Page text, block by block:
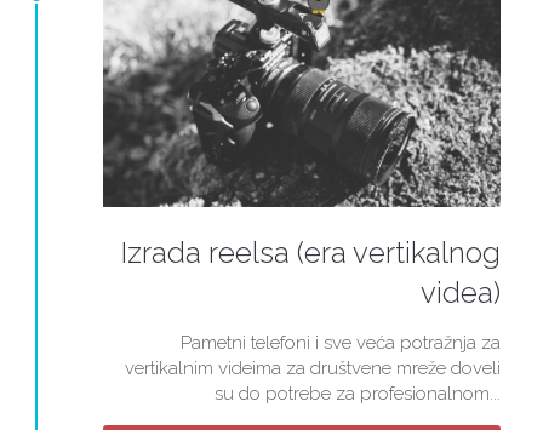
Izrada reelsa (era vertikalnog
videa)
Pametni telefoni i sve veća potražnja za
vertikalnim videima za društvene mreže doveli
su do potrebe za profesionalnom...